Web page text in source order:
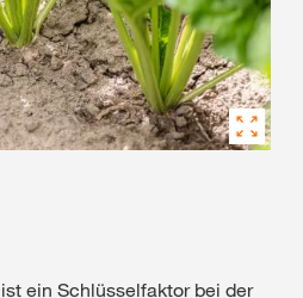
ein Schlüsselfaktor bei der